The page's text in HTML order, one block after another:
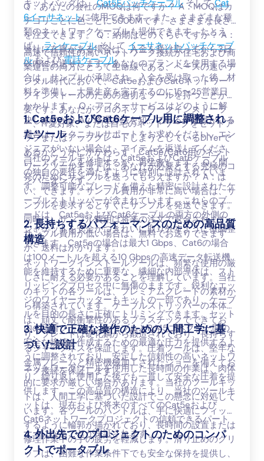
キットバッグは、Cat5Eパッチケーブル そしてCat
6イーサネットに使用できます。また、さまざまな種
類のネットワークケーブルも提供できます。たとえ
ば、ランケーブルそして イーサネットパッチケーブ
ルおよび電話ケーブル.
Q：あなたの会社のMOQは何ですか？ A：MOQはカ
テゴリごとに色ごとに5000Mです。さまざまな長さ
を注文できます。 Q：納期はどのくらいですか？ A：
当社に在庫がある場合は、入金を受け取ってから3日
以内にお送りします。あなたのブランドを使用する場
合は、サンプルが承認され、入金を受け取った後、材
料を準備し、大量生産を完了するのに15〜25営業日
かかります。 Q：アフターサービスはどのように解
決しますか？ A：修理方法を知っている作業員がいる
場合は、テクニカルサポートをお求めください。エン
ジニアがいない場合は、アイテムを返送してくださ
い。アイテムを修理するか、再生産します。 Q：開
発のためにサンプルを送ってもらえますか？ A：は
い、できます。サンプル費用が非常に高い場合は、サ
ンプルを要求するとすぐにサンプルを発送できます。
同時に、サンプル費用は将来の注文で返金されます。
サンプル費用が低い場合は、無料でお送りできます
が、送料はかかります。
高速で信頼性の高いネットワーク接続が住宅および商
業運営の両方にとって生命線である、ペースの速いデ
ジタル時代において、Cat5eおよびCat6ネットワー
クインストールのための適切なツールを持つことが重
要です。あなたがプロのネットワークインストーラ
ー、IT愛好家、または自宅のネットワークをセットア
ップまたはアップグレードしようとしているDIYerで
あるかどうかにかかわらず、Cat5e/Cat6用のネット
ワークツールキットは、あなたが必要とする究極のコ
ンパニオンです。
1. Cat5eおよびCat6ケーブル用に調整され
たツール
当社のツールキットは、Cat5eおよびCat6ケーブル
の独自の要件を満たすように特別に設計されていま
す。調整可能なブレードを備えた精密に設計されたケ
ーブルストリッパーが含まれています。これらのブレ
ードは、Cat5eおよびCat6ケーブルの両方の外側の
ジャケットを安全かつきれいに取り外すように微調整
できます。Cat5eの場合は最大1 Gbps、Cat6の場合
は100メートルを超える10 Gbpsの高速データ転送機
能を維持するために重要な、繊細な内部導体は、スト
リッピングプロセス中に無傷のままです。鋭利なエッ
ジのワイヤーカッターもキットの一部であり、ケーブ
ルを目的の長さに正確にトリミングできます。セット
内の圧着ツールは、ケーブルとRJ45コネクター間の
安全な接続を作成するための最適な圧力を提供するよ
うに調整されており、安定した信頼性の高いネットワ
ーク接続を保証します。
2. 長持ちするパフォーマンスのための高品質
構造
ネットワークインストールツールは、頻繁な使用の厳
しさに耐える必要があることを理解しています。当社
のキットの各ツールは、プレミアムグレードの素材か
ら構築されています。ケーブルストリッパーの本体
は、頑丈で耐衝撃性のあるプラスチックでできてお
り、ブレードは硬化鋼から鍛造されており、長持ちす
るシャープネスを保証します。圧着ツールは、堅牢な
金属フレームと精密機械加工されたジョーを備えてお
り、繰り返し使用した後でも一貫して安全な圧着を提
供します。この高品質の構造により、当社のツールキ
ットは、現在および将来のすべてのCat5eおよび
Cat6ネットワークプロジェクトの信頼できるパート
ナーになることが保証されます。
3. 快適で正確な操作のための人間工学に基
づいた設計
ネットワークツールを使用した長時間の作業は、肉体
的に要求が厳しい場合があります。当社のツールキッ
トは、人間工学に基づいた設計でこの懸念に対処して
います。各ツールのハンドルは、手に快適にフィット
するように輪郭が描かれており、長時間の設置または
修理作業中の手の疲労を軽減します。滑り止めのグリ
ップは、困難な作業条件下でも安全な保持を提供し、
4. 外出先でのプロジェクトのためのコンパ
クトでポータブル